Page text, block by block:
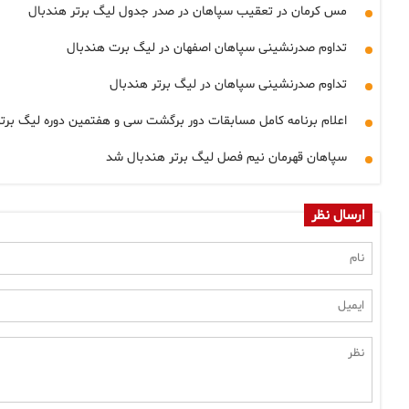
مس کرمان در تعقیب سپاهان در صدر جدول لیگ برتر هندبال
تداوم صدرنشینی سپاهان اصفهان در لیگ برت هندبال
تداوم صدرنشینی سپاهان در لیگ برتر هندبال
اعلام برنامه کامل مسابقات دور برگشت سی و هفتمین دوره لیگ
سپاهان قهرمان نیم فصل لیگ برتر هندبال شد
ارسال نظر